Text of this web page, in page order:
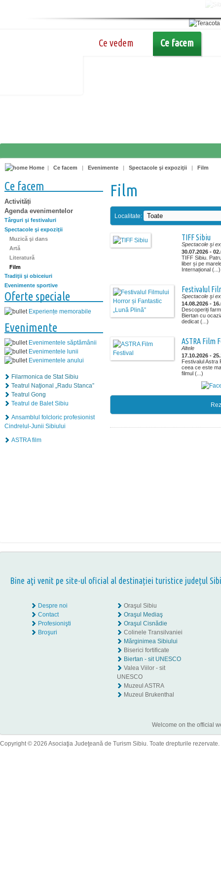
Ce vedem Ce facem
Home | Ce facem | Evenimente | Spectacole şi expoziţii | Film
Ce facem
Activități
Agenda evenimentelor
Târguri şi festivaluri
Spectacole şi expoziţii
Muzică şi dans
Artă
Literatură
Film
Tradiţii şi obiceiuri
Evenimente sportive
Oferte speciale
Experiențe memorabile
Evenimente
Evenimentele săptămânii
Evenimentele lunii
Evenimentele anului
Filarmonica de Stat Sibiu
Teatrul Naţional „Radu Stanca”
Teatrul Gong
Teatrul de Balet Sibiu
Ansamblul folcloric profesionist
Cindrelul-Junii Sibiului
ASTRA film
Film
Localitate:
TIFF Sibiu
Spectacole şi
30.07.2026 -
TIFF Sibiu.
liber și pe
Internațional (...)
Festivalul
Spectacole şi
14.08.2026 -
Descoperiți
Biertan cu
dedicat (...)
ASTRA Film
Altele
17.10.2026 -
Festivalul Astra
ceea ce este
filmul (...)
Bine aţi venit pe site-ul oficial al destinației turistice județul
Despre noi
Contact
Profesionişti
Broşuri
Oraşul Sibiu
Oraşul Mediaş
Oraşul Cisnădie
Colinele Transilvaniei
Mărginimea Sibiului
Biserici fortificate
Biertan - sit UNESCO
Valea Viilor - sit
UNESCO
Muzeul ASTRA
Muzeul Brukenthal
Welcome on the official
Copyright © 2026 Asociaţia Judeţeană de Turism Sibiu. Toate drepturile rezervate.